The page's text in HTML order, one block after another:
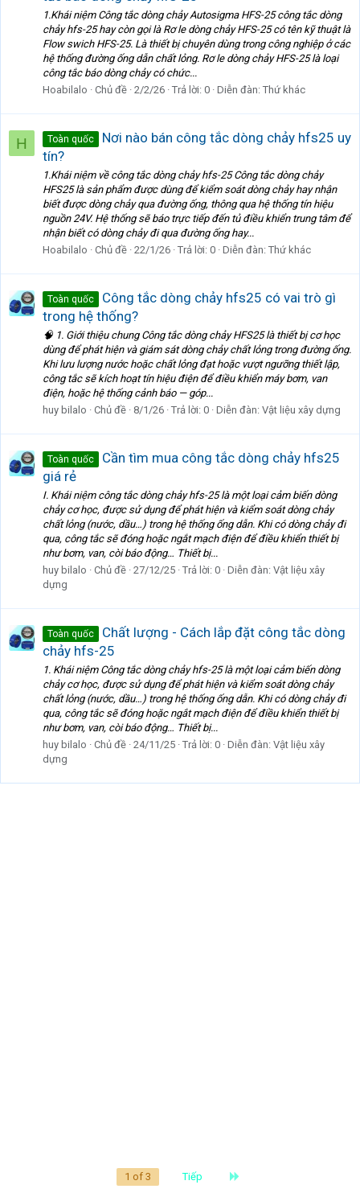
1.Khái niệm Công tắc dòng chảy Autosigma HFS-25 công tắc dòng
chảy hfs-25 hay còn gọi là Rơ le dòng chảy HFS-25 có tên kỹ thuật là
Flow swich HFS-25. Là thiết bị chuyên dùng trong công nghiệp ở các
hệ thống đường ống dẫn chất lỏng. Rơ le dòng chảy HFS-25 là loại
công tắc báo dòng chảy có chức...
Hoabilalo
Chủ đề 2/2/26 Trả lời: 0 Diễn đàn: Thứ khác
H Toàn quốc
Nơi nào bán công tắc dòng chảy hfs25 uy
tín?
1.Khái niệm về công tắc dòng chảy hfs-25 Công tắc dòng chảy
HFS25 là sản phẩm được dùng để kiểm soát dòng chảy hay nhận
biết được dòng chảy qua đường ống, thông qua hệ thống tín hiệu
nguồn 24V. Hệ thống sẽ báo trực tiếp đến tủ điều khiển trung tâm để
nhận biết có dòng chảy đi qua đường ống hay...
Hoabilalo
Chủ đề 22/1/26 Trả lời: 0 Diễn đàn: Thứ khác
Toàn quốc
Công tắc dòng chảy hfs25 có vai trò gì
trong hệ thống?
🧠 1. Giới thiệu chung Công tắc dòng chảy HFS25 là thiết bị cơ học
dùng để phát hiện và giám sát dòng chảy chất lỏng trong đường ống.
Khi lưu lượng nước hoặc chất lỏng đạt hoặc vượt ngưỡng thiết lập,
công tắc sẽ kích hoạt tín hiệu điện để điều khiển máy bơm, van
điện, hoặc hệ thống cảnh báo — góp...
huy bilalo
Chủ đề 8/1/26 Trả lời: 0 Diễn đàn: Vật liệu xây dựng
Toàn quốc
Cần tìm mua công tắc dòng chảy hfs25
giá rẻ
I. Khái niệm công tắc dòng chảy hfs-25 là một loại cảm biến dòng
chảy cơ học, được sử dụng để phát hiện và kiểm soát dòng chảy
chất lỏng (nước, dầu…) trong hệ thống ống dẫn. Khi có dòng chảy đi
qua, công tắc sẽ đóng hoặc ngắt mạch điện để điều khiển thiết bị
như bơm, van, còi báo động… Thiết bị...
huy bilalo
Chủ đề 27/12/25 Trả lời: 0 Diễn đàn: Vật liệu xây
dựng
Toàn quốc
Chất lượng - Cách lắp đặt công tắc dòng
chảy hfs-25
1. Khái niệm Công tắc dòng chảy hfs-25 là một loại cảm biến dòng
chảy cơ học, được sử dụng để phát hiện và kiểm soát dòng chảy
chất lỏng (nước, dầu…) trong hệ thống ống dẫn. Khi có dòng chảy đi
qua, công tắc sẽ đóng hoặc ngắt mạch điện để điều khiển thiết bị
như bơm, van, còi báo động… Thiết bị...
huy bilalo
Chủ đề 24/11/25 Trả lời: 0 Diễn đàn: Vật liệu xây
dựng
1 of 3 Tiếp